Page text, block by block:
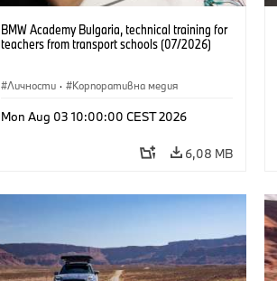
BMW Academy Bulgaria, technical training for
teachers from transport schools (07/2026)
Личности · Корпоративна медия
Mon Aug 03 10:00:00 CEST 2026
6,08 MB